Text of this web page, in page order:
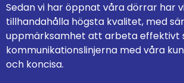
Sedan vi har öppnat våra dörrar har
tillhandahålla högsta kvalitet, med
uppmärksamhet att arbeta effektivt
kommunikationslinjerna med våra
och koncisa.